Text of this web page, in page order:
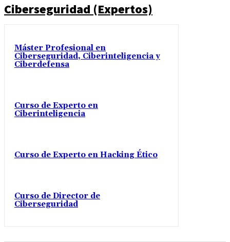
Ciberseguridad (Expertos)
Máster Profesional en
Ciberseguridad, Ciberinteligencia y
Ciberdefensa
Curso de Experto en
Ciberinteligencia
Curso de Experto en Hacking Ético
Curso de Director de
Ciberseguridad